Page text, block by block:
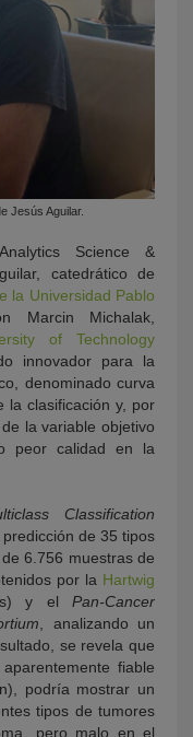
Jesús Aguilar.
Science &
catedrático de
la Universidad Pablo
Marcin Michalak,
of Technology
innovador para la
denominado curva
la clasificación y, por
la variable objetivo
peor calidad en la
Classification
de 35 tipos
6.756 muestras de
por la Hartwig
y el Pan-Cancer
, analizando un
se revela que
fiable
podría mostrar un
tipos de tumores
pero malo en el